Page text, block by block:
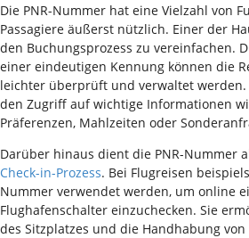
Die PNR-Nummer hat eine Vielzahl von
Passagiere äußerst nützlich. Einer der
den Buchungsprozess zu vereinfachen.
einer eindeutigen Kennung können die
leichter überprüft und verwaltet werden.
den Zugriff auf wichtige Informationen
Präferenzen, Mahlzeiten oder
Darüber hinaus dient die PNR-Nummer
Check-in-Prozess. Bei Flugreisen
Nummer verwendet werden, um online
Flughafenschalter einzuchecken. Sie
des Sitzplatzes und die Handhabung